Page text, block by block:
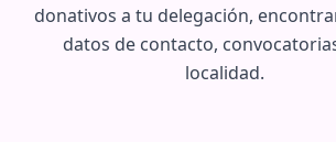
donativos a tu delegación,
datos de contacto,
localidad.